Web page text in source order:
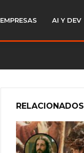
EMPRESAS AI Y DEV
RELACIONADOS